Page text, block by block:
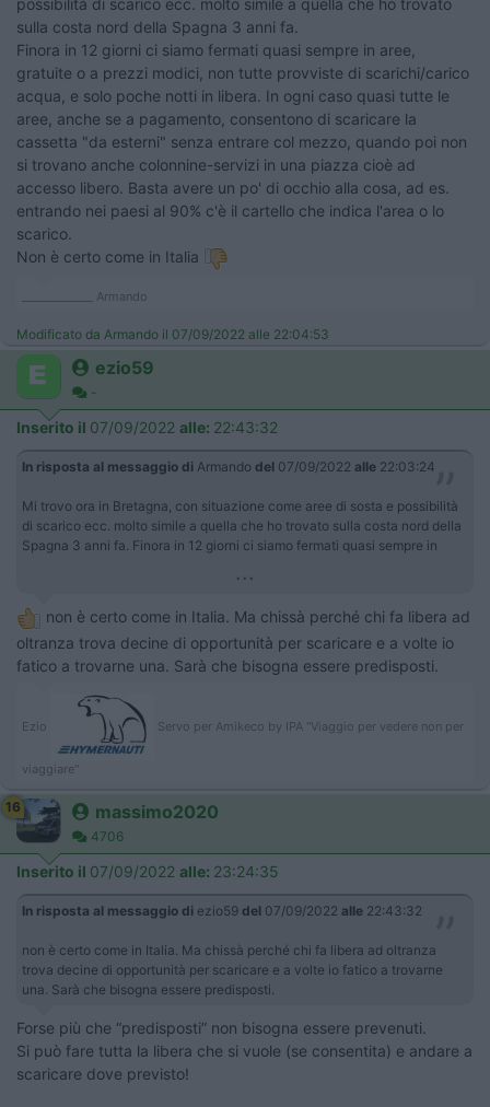
possibilità di scarico ecc. molto simile a quella che ho trovato
sulla costa nord della Spagna 3 anni fa.
Finora in 12 giorni ci siamo fermati quasi sempre in aree,
gratuite o a prezzi modici, non tutte provviste di scarichi/carico
acqua, e solo poche notti in libera. In ogni caso quasi tutte le
aree, anche se a pagamento, consentono di scaricare la
cassetta "da esterni" senza entrare col mezzo, quando poi non
si trovano anche colonnine-servizi in una piazza cioè ad
accesso libero. Basta avere un po' di occhio alla cosa, ad es.
entrando nei paesi al 90% c'è il cartello che indica l'area o lo
scarico.
Non è certo come in Italia
_____________ Armando
Modificato da Armando il 07/09/2022 alle 22:04:53
ezio59
-
Inserito il 07/09/2022 alle: 22:43:32
In risposta al messaggio di Armando del 07/09/2022 alle 22:03:24
Mi trovo ora in Bretagna, con situazione come aree di sosta e possibilità
di scarico ecc. molto simile a quella che ho trovato sulla costa nord della
Spagna 3 anni fa. Finora in 12 giorni ci siamo fermati quasi sempre in
...
non è certo come in Italia. Ma chissà perché chi fa libera ad
oltranza trova decine di opportunità per scaricare e a volte io
fatico a trovarne una. Sarà che bisogna essere predisposti.
Ezio Servo per Amikeco by IPA "Viaggio per vedere non per
viaggiare"
16 massimo2020
4706
Inserito il 07/09/2022 alle: 23:24:35
In risposta al messaggio di ezio59 del 07/09/2022 alle 22:43:32
non è certo come in Italia. Ma chissà perché chi fa libera ad oltranza
trova decine di opportunità per scaricare e a volte io fatico a trovarne
una. Sarà che bisogna essere predisposti.
Forse più che “predisposti” non bisogna essere prevenuti.
Si può fare tutta la libera che si vuole (se consentita) e andare a
scaricare dove previsto!